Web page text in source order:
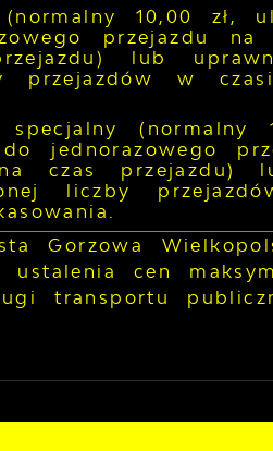
10,00 zł,
przejazdu
lub
przejazdów w
specjalny (normalny
jednorazowego
czas przejazdu)
liczby
Gorzowa
cen
transportu